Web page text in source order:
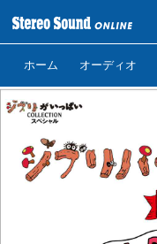
ホーム オーディオ